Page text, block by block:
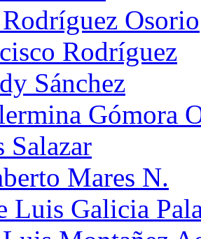
Osorio
Rodríguez
Sánchez
Gómora
Salazar
Mares N.
Luis Galicia